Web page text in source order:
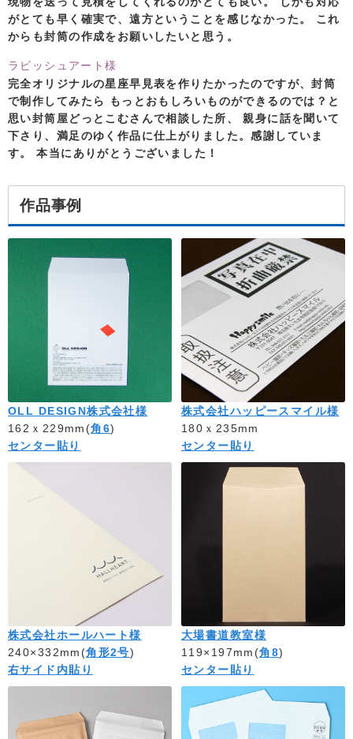
がとても早く確実で、遠方ということを感じなかった。 これ
からも封筒の作成をお願いしたいと思う。
ラビッシュアート様
完全オリジナルの星座早見表を作りたかったのですが、封筒
で制作してみたら もっとおもしろいものができるのでは？と
思い封筒屋どっとこむさんで相談した所、 親身に話を聞いて
下さり、満足のゆく作品に仕上がりました。感謝していま
す。 本当にありがとうございました！
作品事例
OLL DESIGN株式会社様
162ｘ229mm(角6)
センター貼り
株式会社ハッピースマイル様
180ｘ235mm
センター貼り
株式会社ホールハート様
240×332mm(角形2号)
右サイド内貼り
大場書道教室様
119×197mm(角8)
センター貼り